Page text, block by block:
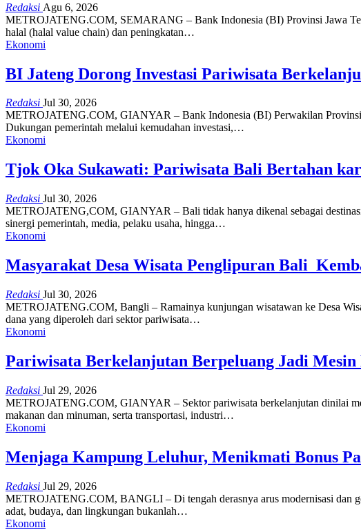
Redaksi Agu 6, 2026
METROJATENG.COM, SEMARANG – Bank Indonesia (BI) Provinsi Jawa
halal (halal value chain) dan peningkatan…
Ekonomi
BI Jateng Dorong Investasi Pariwisata
Redaksi Jul 30, 2026
METROJATENG.COM, GIANYAR – Bank Indonesia (BI) Perwakilan Provinsi
Dukungan pemerintah melalui kemudahan investasi,…
Ekonomi
Tjok Oka Sukawati: Pariwisata Bali Bertahan
Redaksi Jul 30, 2026
METROJATENG,COM, GIANYAR – Bali tidak hanya dikenal sebagai
sinergi pemerintah, media, pelaku usaha, hingga…
Ekonomi
Masyarakat Desa Wisata Penglipuran Bali
Redaksi Jul 30, 2026
METROJATENG.COM, Bangli – Ramainya kunjungan wisatawan ke Desa
dana yang diperoleh dari sektor pariwisata…
Ekonomi
Pariwisata Berkelanjutan Berpeluang Jadi
Redaksi Jul 29, 2026
METROJATENG.COM, GIANYAR – Sektor pariwisata berkelanjutan dinilai
makanan dan minuman, serta transportasi, industri…
Ekonomi
Menjaga Kampung Leluhur, Menikmati Bonus
Redaksi Jul 29, 2026
METROJATENG.COM, BANGLI – Di tengah derasnya arus modernisasi dan
adat, budaya, dan lingkungan bukanlah…
Ekonomi